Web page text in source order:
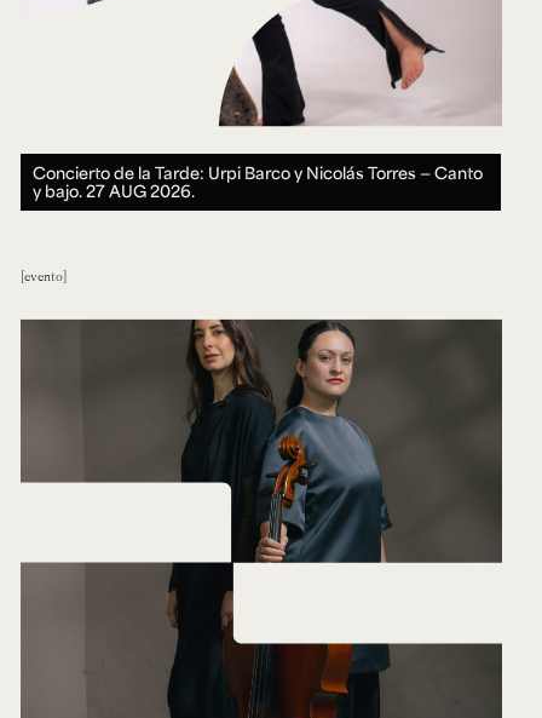
Concierto de la Tarde: Urpi Barco y Nicolás Torres — Canto
y bajo.27 AUG 2026.
evento